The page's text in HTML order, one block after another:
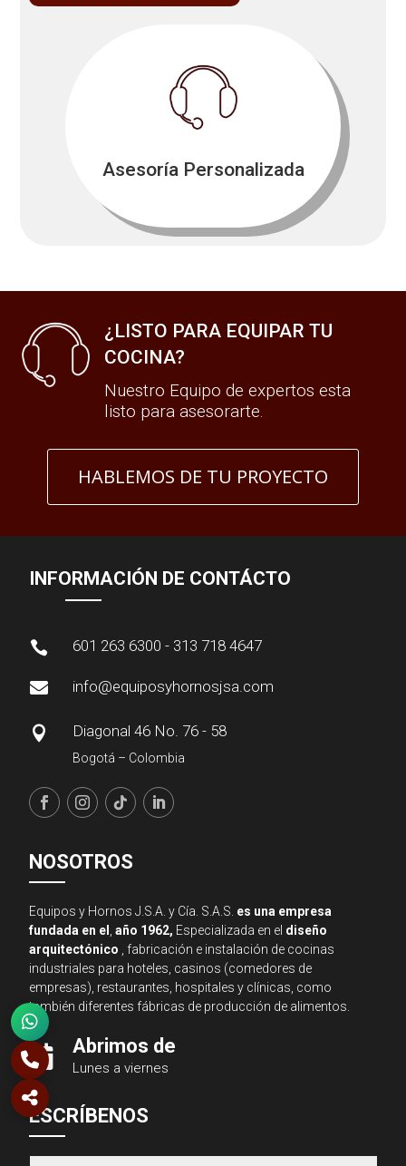
Asesoría Personalizada
¿LISTO PARA EQUIPAR TU
COCINA?
Nuestro Equipo de expertos esta
listo para asesorarte.
HABLEMOS DE TU PROYECTO
INFORMACIÓN DE CONTÁCTO
 601 263 6300 - 313 718 4647
 info@equiposyhornosjsa.com
 Diagonal 46 No. 76 - 58
Bogotá – Colombia
NOSOTROS
Equipos y Hornos J.S.A. y Cía. S.A.S. es una empresa
fundada en el ,año 1962, Especializada en el diseño
arquitectónico , fabricación e instalación de cocinas
industriales para hoteles, casinos (comedores de
empresas), restaurantes, hospitales y clínicas, como
también diferentes fábricas de producción de alimentos.
 Abrimos de
Lunes a viernes
ESCRÍBENOS
● En línea ahora